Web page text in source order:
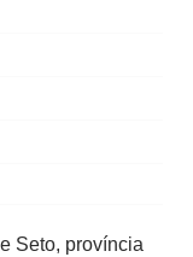
Seto, província